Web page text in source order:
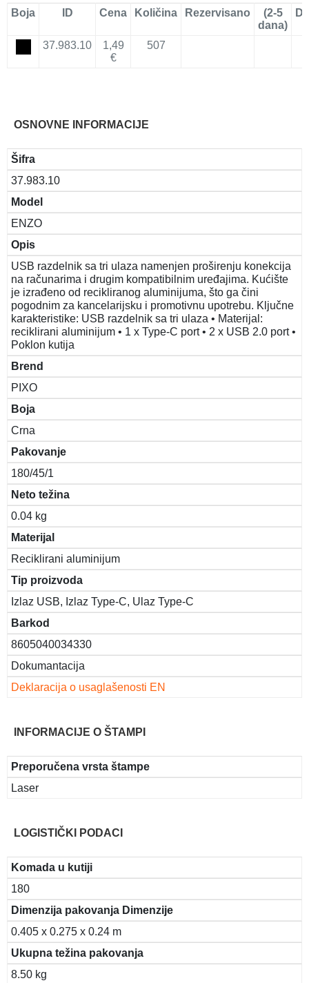
Boja ID Cena Količina Rezervisano
(2-5
dana)
37.983.10
1,49
€
507
OSNOVNE INFORMACIJE
Šifra
37.983.10
Model
ENZO
Opis
USB razdelnik sa tri ulaza namenjen proširenju konekcija
na računarima i drugim kompatibilnim uređajima. Kućište
je izrađeno od recikliranog aluminijuma, što ga čini
pogodnim za kancelarijsku i promotivnu upotrebu. Ključne
karakteristike: USB razdelnik sa tri ulaza • Materijal:
reciklirani aluminijum • 1 x Type-C port • 2 x USB 2.0 port •
Poklon kutija
Brend
PIXO
Boja
Crna
Pakovanje
180/45/1
Neto težina
0.04 kg
Materijal
Reciklirani aluminijum
Tip proizvoda
Izlaz USB, Izlaz Type-C, Ulaz Type-C
Barkod
8605040034330
Dokumantacija
Deklaracija o usaglašenosti EN
INFORMACIJE O ŠTAMPI
Preporučena vrsta štampe
Laser
LOGISTIČKI PODACI
Komada u kutiji
180
Dimenzija pakovanja Dimenzije
0.405 x 0.275 x 0.24 m
Ukupna težina pakovanja
8.50 kg